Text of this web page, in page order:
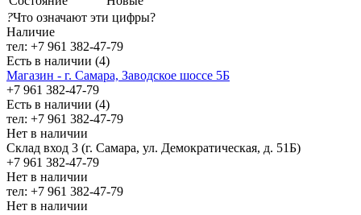
?Что означают эти цифры?
Наличие
тел: +7 961 382-47-79
Есть в наличии (4)
Магазин - г. Самара, Заводское шоссе 5Б
+7 961 382-47-79
Есть в наличии (4)
тел: +7 961 382-47-79
Нет в наличии
Склад вход 3 (г. Самара, ул. Демократическая, д. 51Б)
+7 961 382-47-79
Нет в наличии
тел: +7 961 382-47-79
Нет в наличии